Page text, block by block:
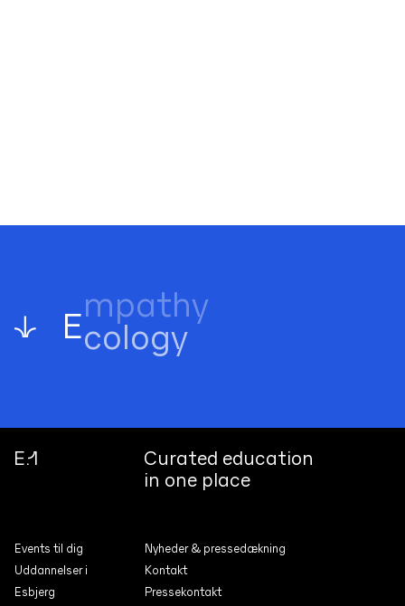
↓ Ecology
E.1
Curated education
in one place
Events til dig
Uddannelser i
Esbjerg
Nyheder & pressedæk­ning
Kontakt
Pressekontakt